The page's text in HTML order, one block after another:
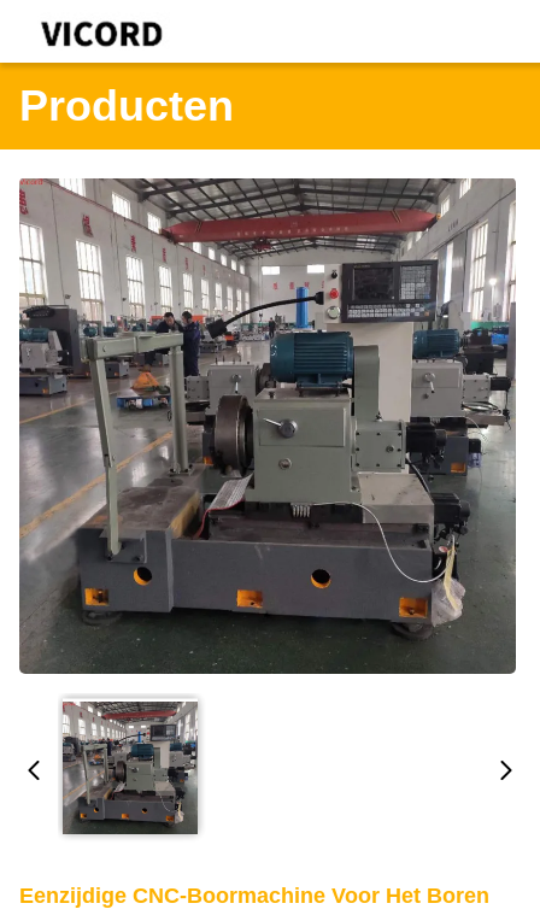
Producten
Eenzijdige CNC-Boormachine Voor Het Boren